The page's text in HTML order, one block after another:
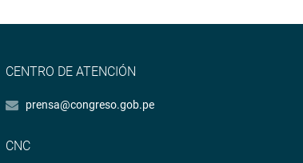
CENTRO DE ATENCIÓN
prensa@congreso.gob.pe
CNC